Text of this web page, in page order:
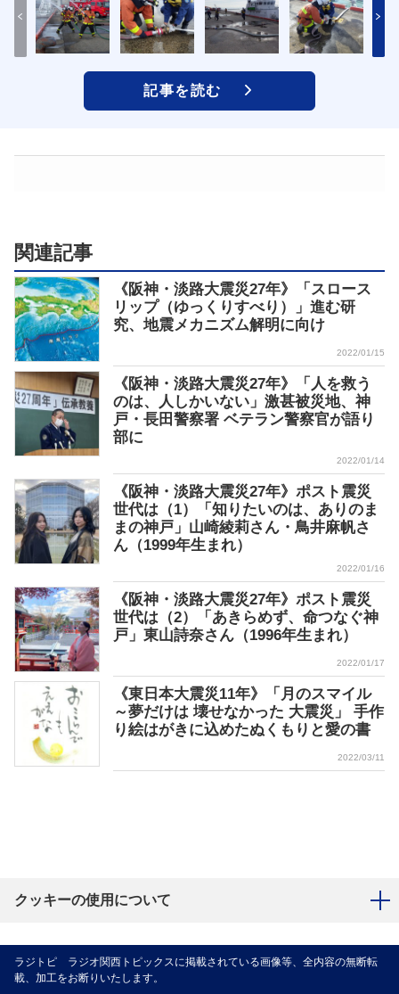
記事を読む
関連記事
《阪神・淡路大震災27年》「スロース
リップ（ゆっくりすべり）」進む研
究、地震メカニズム解明に向け
2022/01/15
《阪神・淡路大震災27年》「人を救う
のは、人しかいない」激甚被災地、神
戸・長田警察署 ベテラン警察官が語り
部に
2022/01/14
《阪神・淡路大震災27年》ポスト震災
世代は（1）「知りたいのは、ありのま
まの神戸」山崎綾莉さん・鳥井麻帆さ
ん（1999年生まれ）
2022/01/16
《阪神・淡路大震災27年》ポスト震災
世代は（2）「あきらめず、命つなぐ神
戸」東山詩奈さん（1996年生まれ）
2022/01/17
《東日本大震災11年》「月のスマイル
～夢だけは 壊せなかった 大震災」 手作
り絵はがきに込めたぬくもりと愛の書
2022/03/11
クッキーの使用について
ラジトピ ラジオ関西トピックスに掲載されている画像等、全内容の無断転
載、加工をお断りいたします。